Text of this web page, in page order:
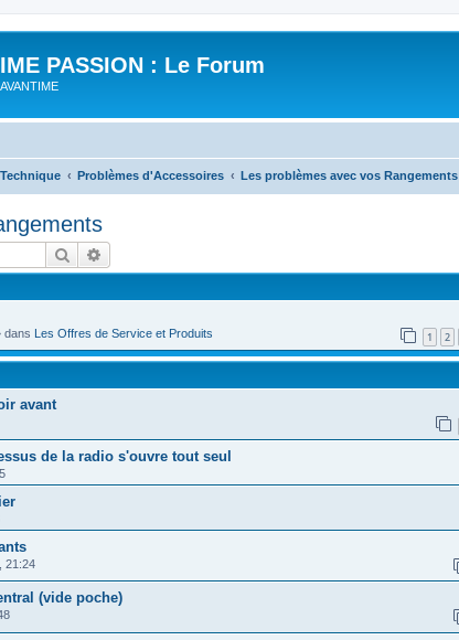
PASSION : Le Forum
Problèmes d'Accessoires Les problèmes avec vos Rangements
Rechercher
dans Les Offres de Service et Produits 1 2
avant
de la radio s'ouvre tout seul
21:24
(vide poche)